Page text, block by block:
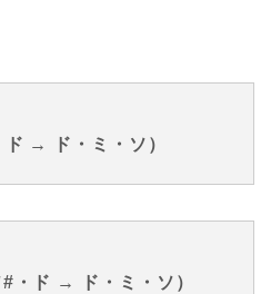
→ ド・ミ・ソ）
・ド → ド・ミ・ソ）